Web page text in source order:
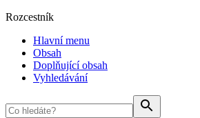
Rozcestník
Hlavní menu
Obsah
Doplňující obsah
Vyhledávání